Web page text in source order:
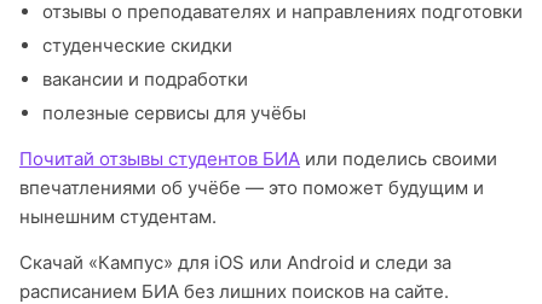
отзывы о преподавателях и направлениях подготовки
студенческие скидки
вакансии и подработки
полезные сервисы для учёбы
Почитай отзывы студентов БИА или поделись своими
впечатлениями об учёбе — это поможет будущим и
нынешним студентам.
Скачай «Кампус» для iOS или Android и следи за
расписанием БИА без лишних поисков на сайте.